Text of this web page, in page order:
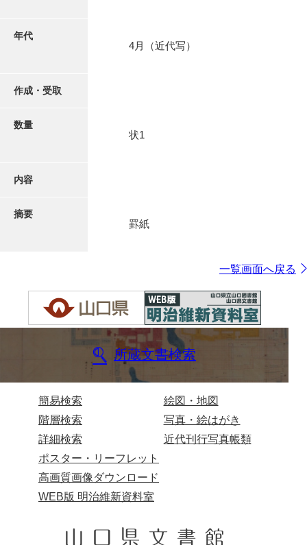
年代
4月（近代写）
作成・受取
数量
状1
内容
摘要
罫紙
一覧画面へ戻る
所蔵文書検索
簡易検索
階層検索
詳細検索
絵図・地図
写真・絵はがき
近代刊行写真帳類
ポスター・リーフレット
高画質画像ダウンロード
WEB版 明治維新資料室